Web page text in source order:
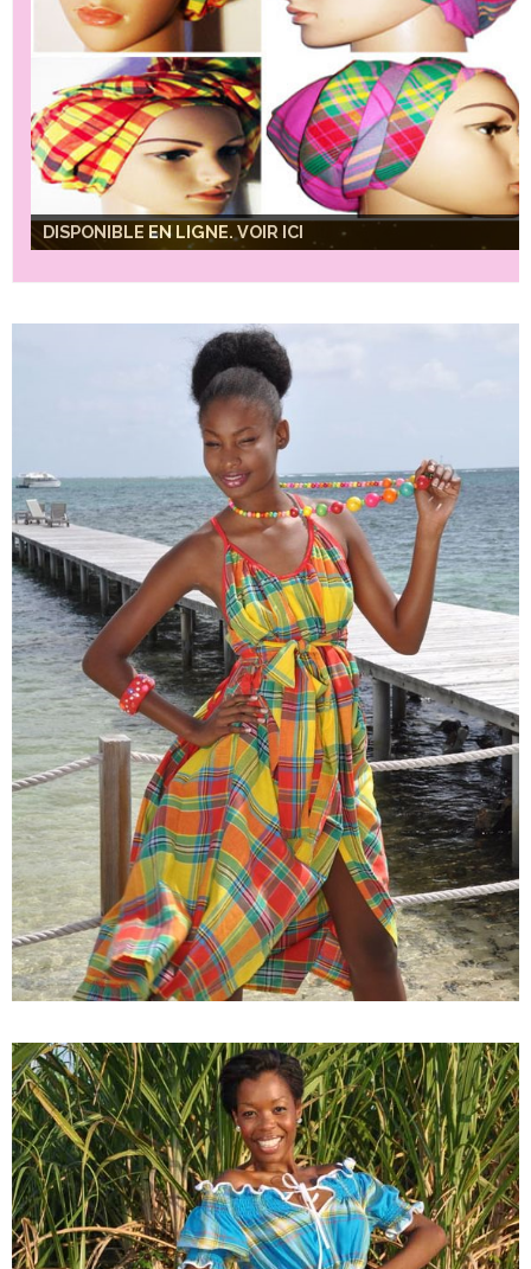
DISPONIBLE EN LIGNE. VOIR ICI
DISPONIBLE EN LIGNE. VOIR ICI
DISPONIBLE EN LIGNE. VOIR ICI